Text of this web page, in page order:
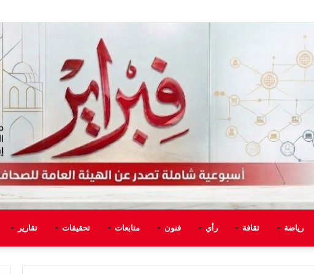
رياضة ثقافة رأي فنون متابعات تحقيقات تقارير